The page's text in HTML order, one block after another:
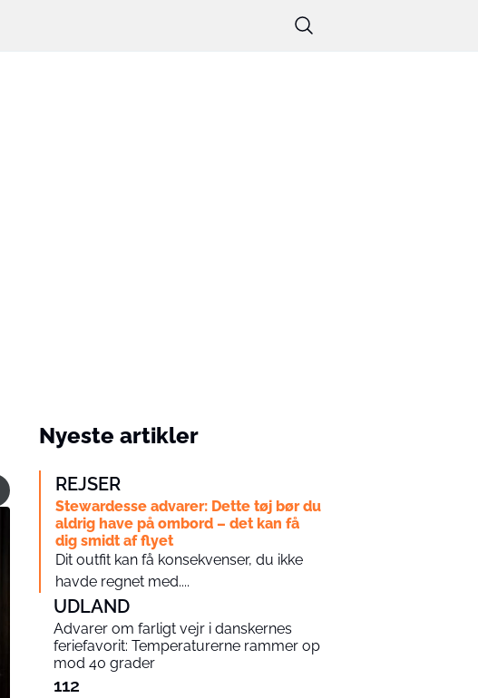
Nyeste artikler
REJSER
Stewardesse advarer: Dette tøj bør du
aldrig have på ombord – det kan få
dig smidt af flyet
Dit outfit kan få konsekvenser, du ikke
havde regnet med....
UDLAND
Advarer om farligt vejr i danskernes
feriefavorit: Temperaturerne rammer op
mod 40 grader
112